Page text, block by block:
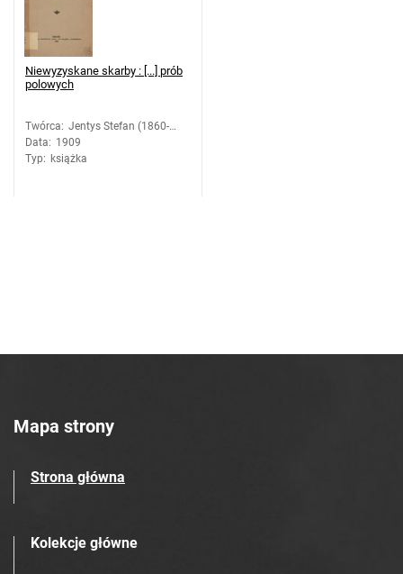
Niewyzyskane skarby : [...] prób
polowych
Twórca: Jentys Stefan (1860-
1919)
Data: 1909
Typ: książka
Mapa strony
Strona główna
Kolekcje główne